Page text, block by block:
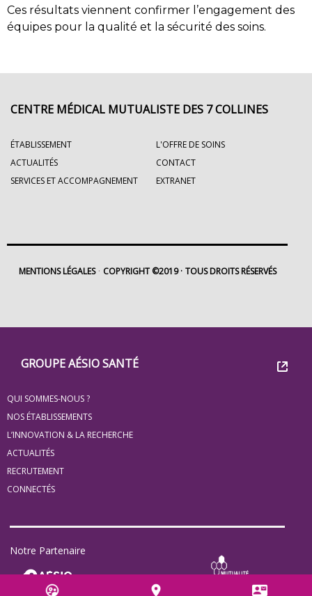
Ces résultats viennent confirmer l’engagement des
équipes pour la qualité et la sécurité des soins.
Groupe
Eovi
pour
les
minis
site
GROUPE AÉSIO SANTÉ
QUI SOMMES-NOUS ?
NOS ÉTABLISSEMENTS
L’INNOVATION & LA RECHERCHE
ACTUALITÉS
RECRUTEMENT
CONNECTÉS
Notre Partenaire
CENTRE MÉDICAL MUTUALISTE DES 7 COLLINES
ÉTABLISSEMENT
L'OFFRE DE SOINS
ACTUALITÉS
CONTACT
SERVICES ET ACCOMPAGNEMENT
EXTRANET
MENTIONS LÉGALES COPYRIGHT ©2019 TOUS DROITS RÉSERVÉS